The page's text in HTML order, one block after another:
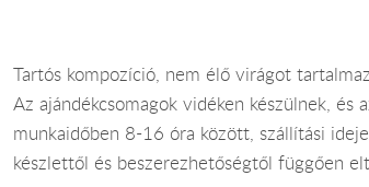
Tartós kompozíció, nem élő virágot
Az ajándékcsomagok vidéken készülnek, és
munkaidőben 8-16 óra között, szállítási
készlettől és beszerezhetőségtől függően